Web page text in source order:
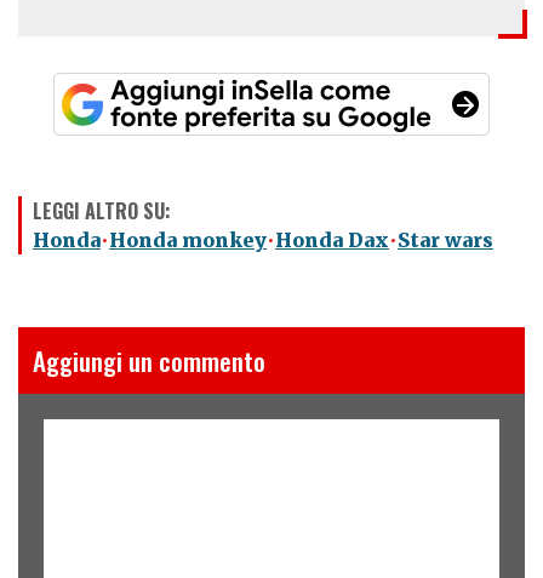
LEGGI ALTRO SU:
Honda Honda monkey Honda Dax Star wars
Aggiungi un commento